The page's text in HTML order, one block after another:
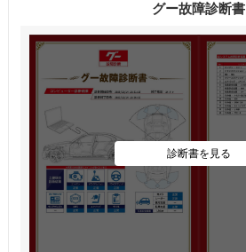
グー故障診断書
診断書を見る